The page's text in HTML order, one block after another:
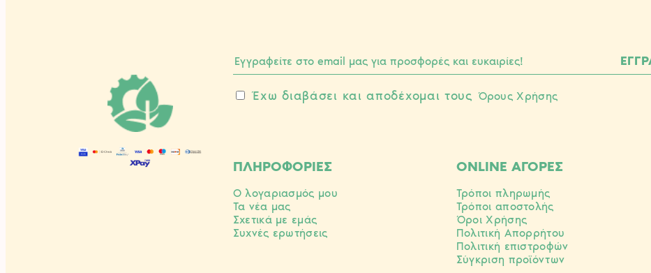
Έχω διαβάσει και αποδέχομαι τους Όρους Χρήσης
ΠΛΗΡΟΦΟΡΙΕΣ
Ο λογαριασμός μου
Τα νέα μας
Σχετικά με εμάς
Συχνές ερωτήσεις
ONLINE ΑΓΟΡΕΣ
Τρόποι πληρωμής
Τρόποι αποστολής
Όροι Χρήσης
Πολιτική Απορρήτου
Πολιτική επιστροφών
Σύγκριση προϊόντων